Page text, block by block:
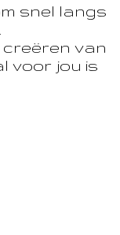
snel langs
creëren van
voor jou is